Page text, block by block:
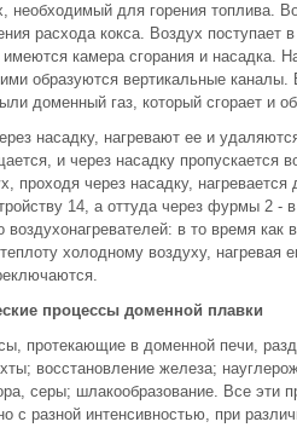
необходимый для горения топлива.
расхода кокса. Воздух поступает
имеются камера сгорания и насадка.
образуются вертикальные каналы.
доменный газ, который сгорает и
насадку, нагревают ее и
и через насадку пропускается
проходя через насадку,
14, а оттуда через фурмы 2 -
воздухонагревателей: в то время как
холодному воздуху,
процессы доменной плавки
протекающие в доменной печи,
восстановление железа;
серы; шлакообразование. Все эти
с разной интенсивностью, при